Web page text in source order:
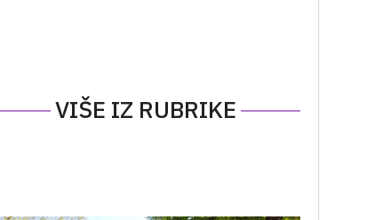
VIŠE IZ RUBRIKE